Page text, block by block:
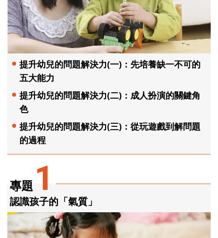
專題 1
認識孩子的「氣質」
提升幼兒的問題解決力(一)：先培養缺一不可的
五大能力
提升幼兒的問題解決力(二)：成人扮演的關鍵角
色
提升幼兒的問題解決力(三)：從玩遊戲到解問題
的過程